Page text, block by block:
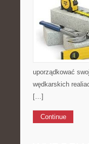
uporządkować
wędkarskich
[…]
Continue